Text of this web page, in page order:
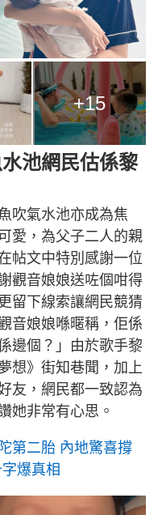
+15
水池網民估係黎
吹氣水池亦成為焦
愛，為父子二人的親
帖文中特別感謝一位
觀音娘娘送咗個咁得
留下線索讓網民競猜
音娘娘喺暱稱，佢係
邊個？」由於歌手黎
想》街知巷聞，加上
友，網民都一致認為
她非常有心思。
第二胎 內地驚喜撐
爆真相